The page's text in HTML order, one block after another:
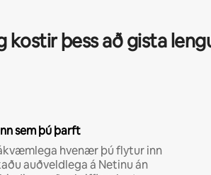
kostir þess að gista
sem þú þarft
hvenær þú flytur inn
auðveldlega á Netinu án